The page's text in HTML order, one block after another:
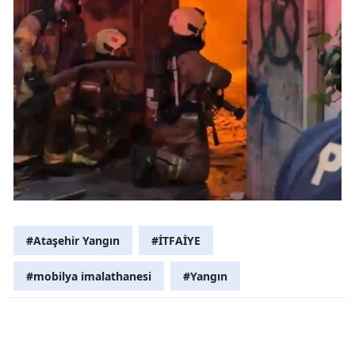
Samsun
Siirt
Sinop
Sivas
Tekirdağ
Tokat
#Ataşehir Yangın #İTFAİYE
#mobilya imalathanesi #Yangın